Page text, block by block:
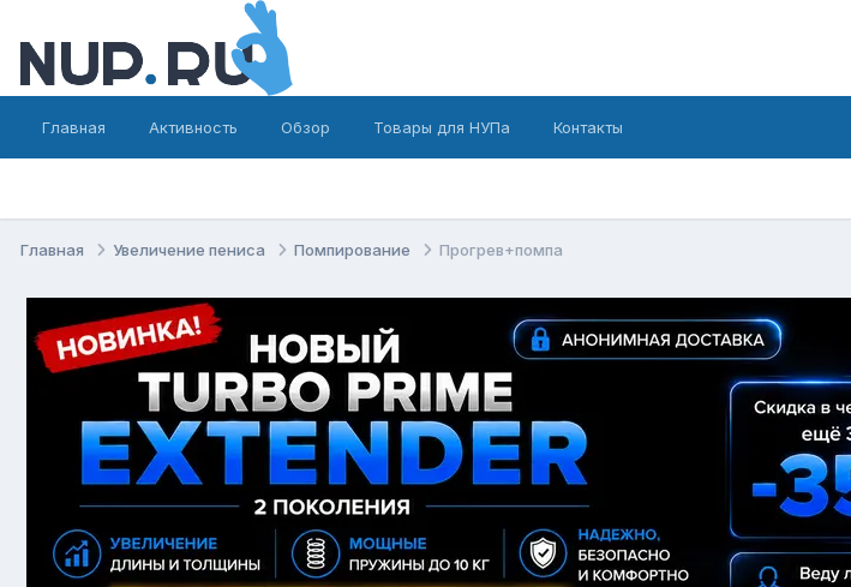
Главная Активность Обзор Товары для НУПа Контакты
Главная Увеличение пениса Помпирование Прогрев+помпа